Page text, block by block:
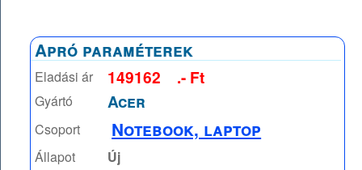
Apró paraméterek
Eladási ár 149162 .- Ft
Gyártó Acer
Csoport Notebook, laptop
Állapot
Új